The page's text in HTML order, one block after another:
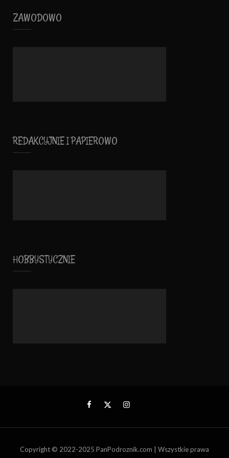
ZAWODOWO
REDAKCYJNIE I PAPIEROWO
HOBBYSTYCZNIE
Copyright © 2022-2025 PanPodroznik.com | Wszystkie prawa